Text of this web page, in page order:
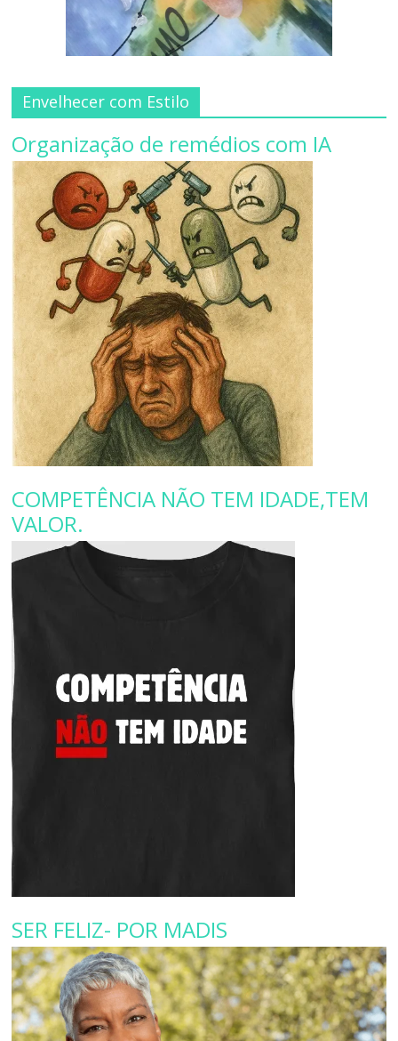
Envelhecer com Estilo
Organização de remédios com IA
COMPETÊNCIA NÃO TEM IDADE,TEM
VALOR.
SER FELIZ- POR MADIS